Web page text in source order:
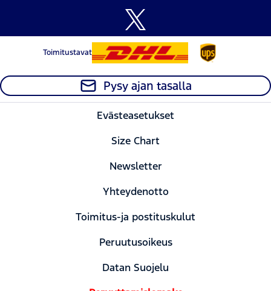
Toimitustavat
Pysy ajan tasalla
Evästeasetukset
Size Chart
Newsletter
Yhteydenotto
Toimitus-ja postituskulut
Peruutusoikeus
Datan Suojelu